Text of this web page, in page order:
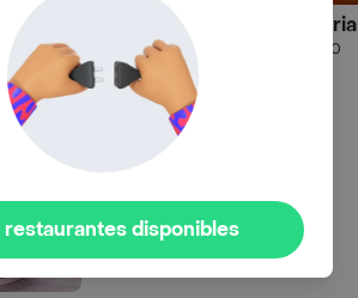
La Hamburgueseria
$ 4000
restaurantes disponibles